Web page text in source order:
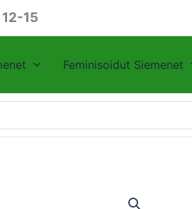
15
Feminisoidut Siemenet